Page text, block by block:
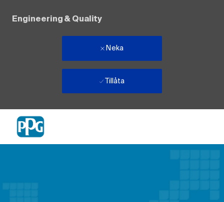
Engineering & Quality
Neka
Tillåta